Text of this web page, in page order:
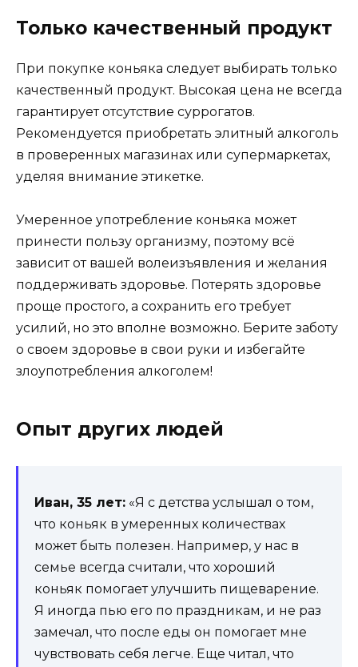
Только качественный продукт
При покупке коньяка следует выбирать только
качественный продукт. Высокая цена не всегда
гарантирует отсутствие суррогатов.
Рекомендуется приобретать элитный алкоголь
в проверенных магазинах или супермаркетах,
уделяя внимание этикетке.
Умеренное употребление коньяка может
принести пользу организму, поэтому всё
зависит от вашей волеизъявления и желания
поддерживать здоровье. Потерять здоровье
проще простого, а сохранить его требует
усилий, но это вполне возможно. Берите заботу
о своем здоровье в свои руки и избегайте
злоупотребления алкоголем!
Опыт других людей
Иван, 35 лет: «Я с детства услышал о том,
что коньяк в умеренных количествах
может быть полезен. Например, у нас в
семье всегда считали, что хороший
коньяк помогает улучшить пищеварение.
Я иногда пью его по праздникам, и не раз
замечал, что после еды он помогает мне
чувствовать себя легче. Еще читал, что